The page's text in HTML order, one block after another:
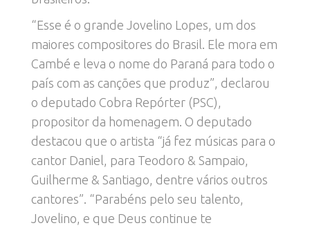
“Esse é o grande Jovelino Lopes, um dos
maiores compositores do Brasil. Ele mora em
Cambé e leva o nome do Paraná para todo o
país com as canções que produz”, declarou
o deputado Cobra Repórter (PSC),
propositor da homenagem. O deputado
destacou que o artista “já fez músicas para o
cantor Daniel, para Teodoro & Sampaio,
Guilherme & Santiago, dentre vários outros
cantores”. “Parabéns pelo seu talento,
Jovelino, e que Deus continue te